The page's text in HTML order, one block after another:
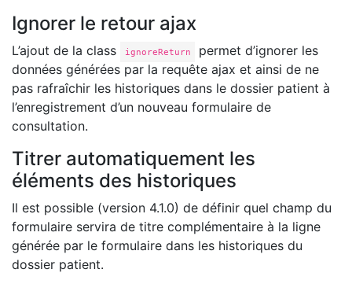
Ignorer le retour ajax
L’ajout de la class ignoreReturn
permet d’ignorer les
données générées par la requête ajax et ainsi de ne
pas rafraîchir les historiques dans le dossier patient à
l’enregistrement d’un nouveau formulaire de
consultation.
Titrer automatiquement les
éléments des historiques
Il est possible (version 4.1.0) de définir quel champ du
formulaire servira de titre complémentaire à la ligne
générée par le formulaire dans les historiques du
dossier patient.